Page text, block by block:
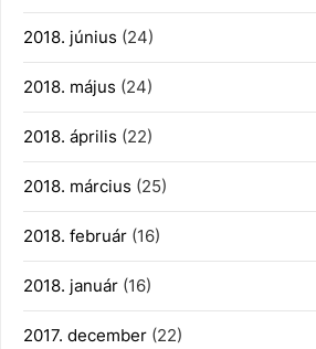
2018. június (24)
2018. május (24)
2018. április (22)
2018. március (25)
2018. február (16)
2018. január (16)
2017. december (22)